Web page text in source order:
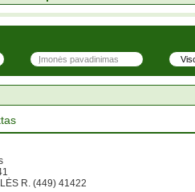
R. (449) 41422